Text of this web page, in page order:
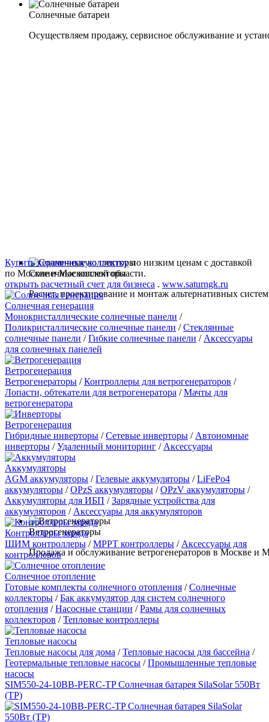
Солнечные батареи
Осуществляем продажу, сервисное обслуживание и
Солнечные коллекторы
Расчет, проектирование и монтаж альтернативных
Ветрогенераторы
Продажа и обслуживание ветрогенераторов в Москве и
Купить керамическую плиткупо низким ценам с доставкой
по Москве и Московской области.
открыть расчетный счет для бизнеса . www.saturngk.ru
Солнечная генерация
Монокристаллические солнечные панели /
Поликристаллические солнечные панели /Стеклянные
солнечные панели /Гибкие солнечные панели / Аксессуары
для солнечных панелей
Ветрогенерация
Ветрогенераторы /Контроллеры для ветрогенераторов /
Лопасти, обтекатели для ветрогенератора /Мачты для
ветрогенератора
Ветрогенерация
Гибридные инверторы /Сетевые инверторы / Автономные
инверторы /Удаленный мониторинг / Аксессуары
Аккумуляторы
AGM аккумуляторы /Гелевые аккумуляторы /LiFePo4
аккумуляторы /OPzS аккумуляторы /OPzV аккумуляторы /
Аккумуляторы для ИБП /Зарядные устройства для
аккумуляторов / Аксессуары для аккумуляторов
Контроллеры заряда
ШИМ контроллеры /MPPT контроллеры / Аксессуары для
контроллеров
Солнечное отопление
Готовые комплекты солнечного отопления /Солнечные
коллекторы /Бак аккумулятор для систем солнечного
отопления /Насосные станции /Рамы для солнечных
коллекторов /Тепловые контроллеры
Тепловые насосы
Тепловые насосы для дома /Тепловые насосы для бассейна /
Геотермальные тепловые насосы /Промышленные тепловые
насосы
SIM550-24-10BB-PERC-TP Солнечная батарея SilaSolar 550Вт
(TP)